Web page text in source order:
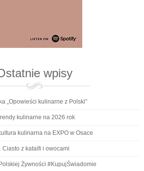
wpisy
„Opowieści kulinarne z Polski”
kulinarne na 2026 rok
kulinarna na EXPO w Osace
Ciasto z kataifi i owocami
Żywności #KupujŚwiadomie